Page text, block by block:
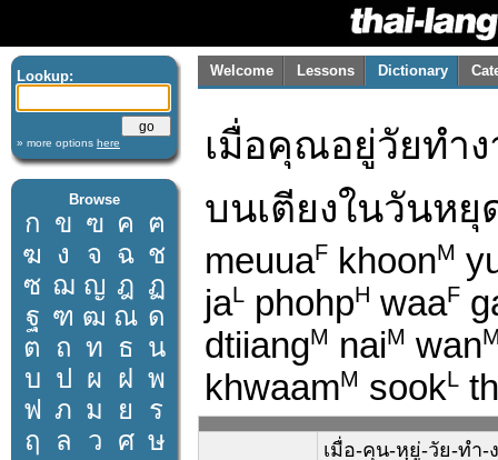
Lookup:
» more options here
Browse
ก ข ฃ ค ฅ
ฆ ง จ ฉ ช
ซ ฌ ญ ฎ ฏ
ฐ ฑ ฒ ณ ด
ต ถ ท ธ น
บ ป ผ ฝ พ
ฟ ภ ม ย
ร
ฤ
ล ว ศ ษ
Welcome Lessons Dictionary
เมื่อคุณอยู่วัยทำ
บนเตียงในวันห
meuuaF khoonM
jaL phohpH waaF
dtiiangM naiM wan
khwaamM sookL
เมื่อ-คุน-หฺยู่-วัย-ทำ-